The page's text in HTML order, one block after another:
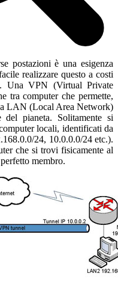
postazioni è una esigenza
realizzare questo a costi
Una VPN (Virtual Private
tra computer che permette,
LAN (Local Area Network)
del pianeta. Solitamente si
locali, identificati da
24, 10.0.0.0/24 etc.).
che si trovi fisicamente al
membro.